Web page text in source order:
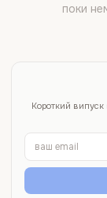
поки
Короткий